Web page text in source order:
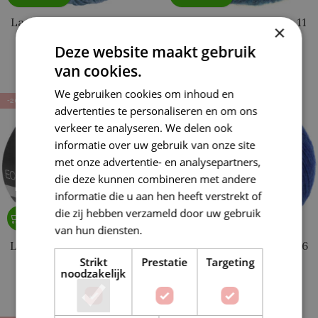
Lana Grossa Ecopuno 76
€8,99 €7,19
Lana Grossa Ecopuno 11
-20%
Lana Grossa Ecopuno 42
Blauw
7,19
-20%
Lana Grossa Ecopuno 86
Inkt Blauw
8,99
×
Deze website maakt gebruik
van cookies.
We gebruiken cookies om inhoud en
advertenties te personaliseren en om ons
verkeer te analyseren. We delen ook
informatie over uw gebruik van onze site
met onze advertentie- en analysepartners,
die deze kunnen combineren met andere
informatie die u aan hen heeft verstrekt of
die zij hebben verzameld door uw gebruik
van hun diensten.
Strikt
noodzakelijk
Prestatie Targeting